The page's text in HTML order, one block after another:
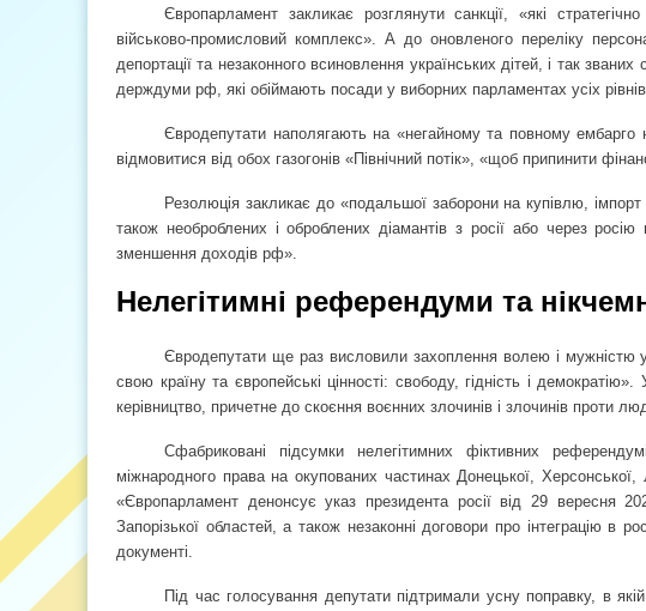
Європарламент закликає розглянути санкції, «які
військово-промисловий комплекс». А до оновленого переліку
депортації та незаконного всиновлення українських дітей, і так
держдуми рф, які обіймають посади у виборних парламентах усіх
Євродепутати наполягають на «негайному та повному ембарго
відмовитися від обох газогонів «Північний потік», «щоб припинити
Резолюція закликає до «подальшої заборони на купівлю,
також необроблених і оброблених діамантів з росії або через
зменшення доходів рф».
Нелегітимні референдуми та
Євродепутати ще раз висловили захоплення волею і мужністю
свою країну та європейські цінності: свободу, гідність і
керівництво, причетне до скоєння воєнних злочинів і злочинів проти
Сфабриковані підсумки нелегітимних фіктивних
міжнародного права на окупованих частинах Донецької,
«Європарламент денонсує указ президента росії від 29 вересня
Запорізької областей, а також незаконні договори про інтеграцію
документі.
Під час голосування депутати підтримали усну поправку, в